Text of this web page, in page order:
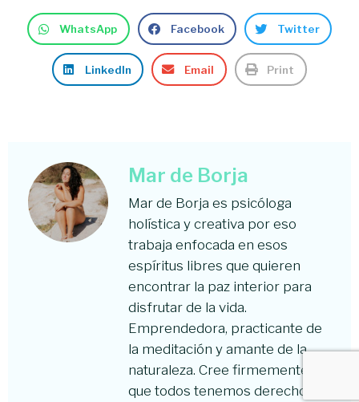
WhatsApp Facebook Twitter
LinkedIn Email Print
Mar de Borja
Mar de Borja es psicóloga
holística y creativa por eso
trabaja enfocada en esos
espíritus libres que quieren
encontrar la paz interior para
disfrutar de la vida.
Emprendedora, practicante de
la meditación y amante de la
naturaleza. Cree firmemente
que todos tenemos derecho a